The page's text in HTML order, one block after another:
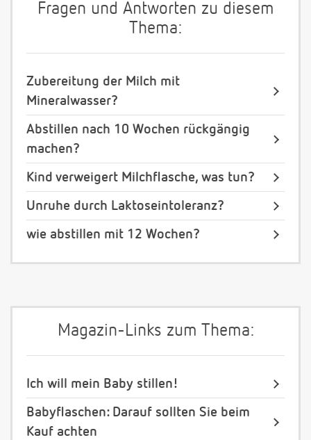
Fragen und Antworten zu diesem
Thema:
Zubereitung der Milch mit
Mineralwasser?
Abstillen nach 10 Wochen rückgängig
machen?
Kind verweigert Milchflasche, was tun?
Unruhe durch Laktoseintoleranz?
wie abstillen mit 12 Wochen?
Magazin-Links zum Thema:
Ich will mein Baby stillen!
Babyflaschen: Darauf sollten Sie beim
Kauf achten